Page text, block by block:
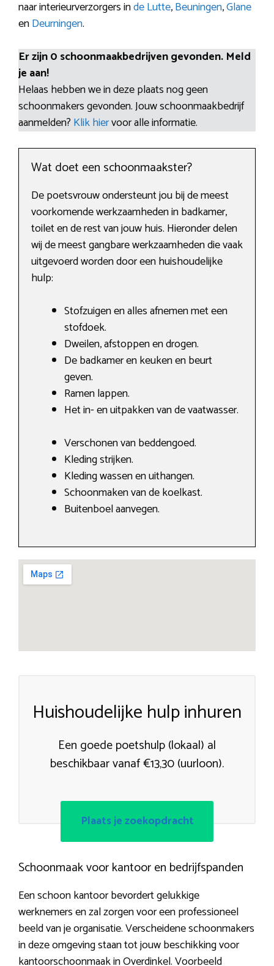
naar interieurverzorgers inde Lutte,Beuningen,Glane
enDeurningen.
Er zijn 0 schoonmaakbedrijven gevonden. Meld
je aan!
Helaas hebben we in deze plaats nog geen
schoonmakers gevonden. Jouw schoonmaakbedrijf
aanmelden? Klik hiervoor alle informatie.
Wat doet een schoonmaakster?
De poetsvrouw ondersteunt jou bij de meest
voorkomende werkzaamheden in badkamer,
toilet en de rest van jouw huis. Hieronder delen
wij de meest gangbare werkzaamheden die vaak
uitgevoerd worden door een huishoudelijke
hulp:
Stofzuigen en alles afnemen met een
stofdoek.
Dweilen, afstoppen en drogen.
De badkamer en keuken en beurt
geven.
Ramen lappen.
Het in- en uitpakken van de vaatwasser.
Verschonen van beddengoed.
Kleding strijken.
Kleding wassen en uithangen.
Schoonmaken van de koelkast.
Buitenboel aanvegen.
Huishoudelijke hulp inhuren
Een goede poetshulp (lokaal) al
beschikbaar vanaf €13,30 (uurloon).
Plaats je zoekopdracht
Schoonmaak voor kantoor en bedrijfspanden
Een schoon kantoor bevordert gelukkige
werknemers en zal zorgen voor een professioneel
beeld van je organisatie. Verscheidene schoonmakers
in deze omgeving staan tot jouw beschikking voor
kantoorschoonmaak in Overdinkel. Voorbeeld